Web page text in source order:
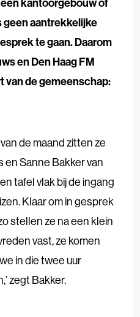
geen aantrekkelijke
te gaan. Daarom
en Den Haag FM
van de gemeenschap:
de maand zitten ze
en Sanne Bakker van
tafel vlak bij de ingang
Klaar om in gesprek
stellen ze na een klein
vast, ze komen
in die twee uur
zegt Bakker.